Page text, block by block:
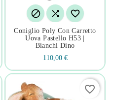
  
Coniglio Poly Con Carretto
Uova Pastello H53 |
Bianchi Dino
110,00 €
favorite_border